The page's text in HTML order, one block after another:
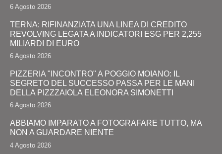
6 Agosto 2026
TERNA: RIFINANZIATA UNA LINEA DI CREDITO
REVOLVING LEGATA A INDICATORI ESG PER 2,255
MILIARDI DI EURO
6 Agosto 2026
PIZZERIA "INCONTRO" A POGGIO MOIANO: IL
SEGRETO DEL SUCCESSO PASSA PER LE MANI
DELLA PIZZZAIOLA ELEONORA SIMONETTI
6 Agosto 2026
ABBIAMO IMPARATO A FOTOGRAFARE TUTTO, MA
NON A GUARDARE NIENTE
4 Agosto 2026